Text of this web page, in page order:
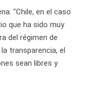
"Chile, en el caso
que ha sido muy
del régimen de
transparencia, el
sean libres y